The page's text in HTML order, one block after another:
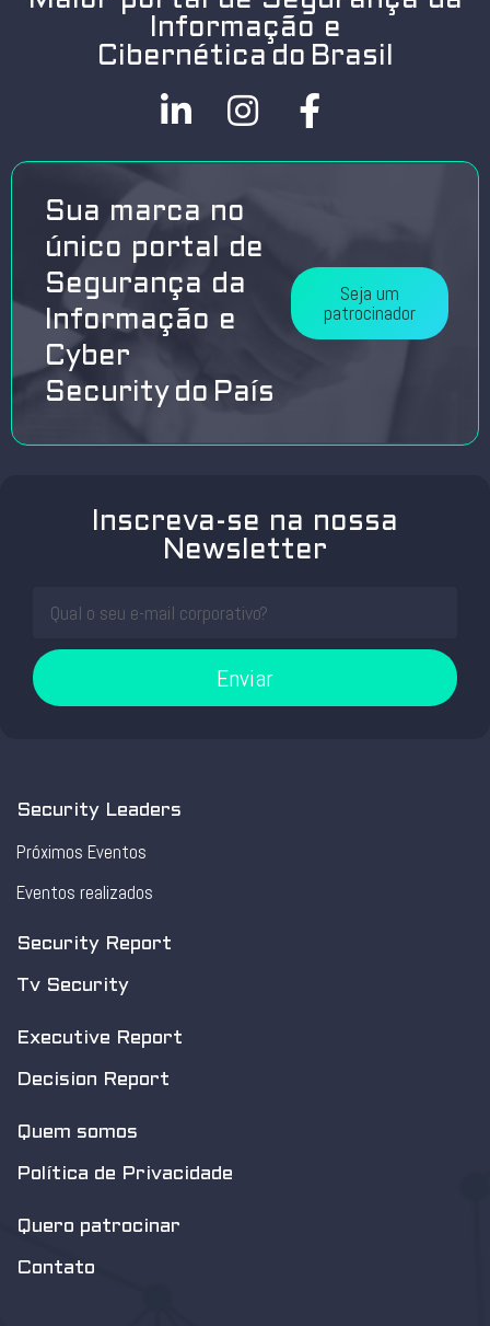
Informação e
Cibernética do Brasil
Sua marca no
único portal de
Segurança da
Informação e
Cyber
Security do País
Seja um
patrocinador
Inscreva-se na nossa
Newsletter
Enviar
Security Leaders
Próximos Eventos
Eventos realizados
Security Report
Tv Security
Executive Report
Decision Report
Quem somos
Política de Privacidade
Quero patrocinar
Contato